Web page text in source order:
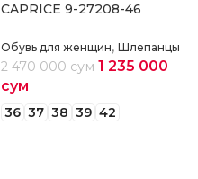
CAPRICE 9-27208-46
Обувь для женщин, Шлепанцы
2 470 000сум 1 235 000
сум
36 37 38 39 42